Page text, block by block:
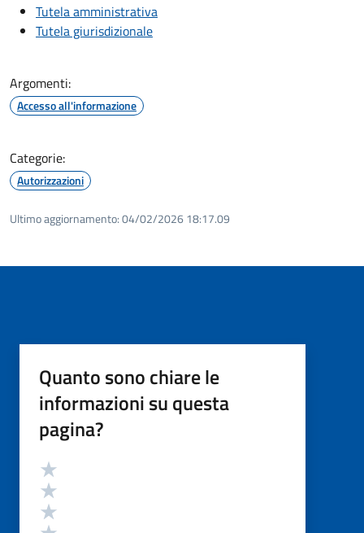
Tutela amministrativa
Tutela giurisdizionale
Argomenti:
Accesso all'informazione
Categorie:
Autorizzazioni
Ultimo aggiornamento:04/02/2026 18:17.09
Quanto sono chiare le
informazioni su questa
pagina?
Valutazione